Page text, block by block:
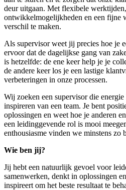
deur uitgaan. Met flexibele
ontwikkelmogelijkheden en een fijne
verschil te maken.
Als supervisor weet jij precies hoe je
ervoor dat de dagelijkse gang van
is hetzelfde: de ene keer help je je
de andere keer los je een lastige
verbeteringen in onze processen.
Wij zoeken een supervisor die
inspireren van een team. Je bent
oplossingen en weet hoe je anderen
een leidinggevende rol is mooi
enthousiasme vinden we minstens zo
Wie ben jij?
Jij hebt een natuurlijk gevoel voor
samenwerken, denkt in oplossingen
inspireert om het beste resultaat te